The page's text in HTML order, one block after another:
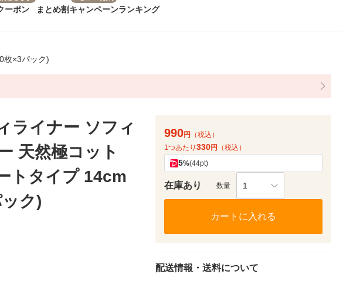
ーポン まとめ割キャンペーンランキング
枚×3パック)
ライナー ソフィ
天然極コット
トタイプ 14cm
ク)
990円
（税込）
1つあたり 330円 （税込）
5%(44pt)
在庫あり 数量 1
カートに入れる
配送情報・送料について